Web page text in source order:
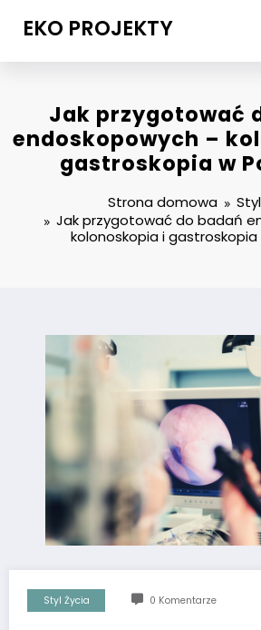
EKO PROJEKTY
Jak przygotować
endoskopowych –
gastroskopia w
Strona domowa
Jak przygotować do badań
kolonoskopia i gastroskopia
Styl Życia 0 Komentarze